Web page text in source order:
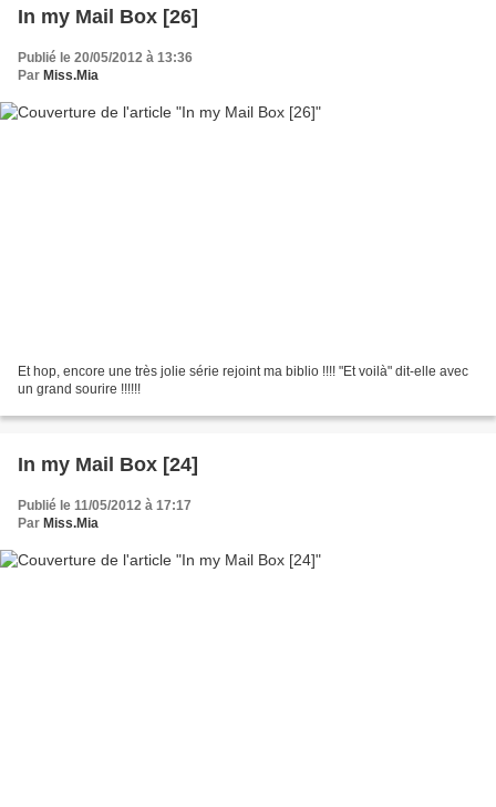
In my Mail Box [26]
Publié le 20/05/2012 à 13:36
Par Miss.Mia
Et hop, encore une très jolie série rejoint ma biblio !!!! "Et voilà" dit-elle avec
un grand sourire !!!!!!
In my Mail Box [24]
Publié le 11/05/2012 à 17:17
Par Miss.Mia